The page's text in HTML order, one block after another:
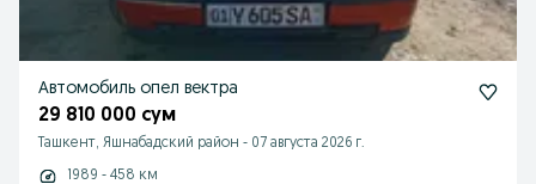
Автомобиль опел вектра
29 810 000 сум
Ташкент, Яшнабадский район - 07 августа 2026 г.
1989 - 458 км